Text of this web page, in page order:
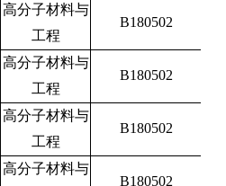
高分子材料与
工程
B180502
高分子材料与
工程
B180502
高分子材料与
工程
B180502
高分子材料与
B180502